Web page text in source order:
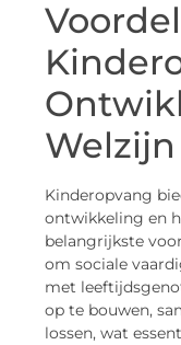
Kinderopvang
ontwikkeling en
belangrijkste
om sociale
met
op te bouwen,
lossen, wat